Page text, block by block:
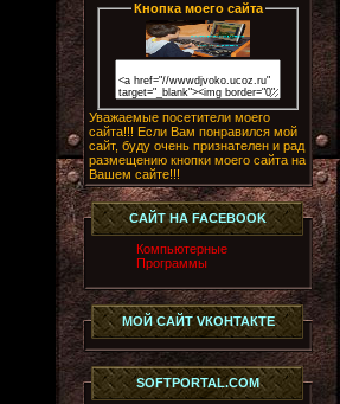
Кнопка моего сайта
Уважаемые посетители моего
сайта!!! Если Вам понравился мой
сайт, буду очень признателен и рад
размещению кнопки моего сайта на
Вашем сайте!!!
САЙТ НА FACEBOOK
Компьютерные
Программы
МОЙ САЙТ VКОНТАКТЕ
SOFTPORTAL.COM